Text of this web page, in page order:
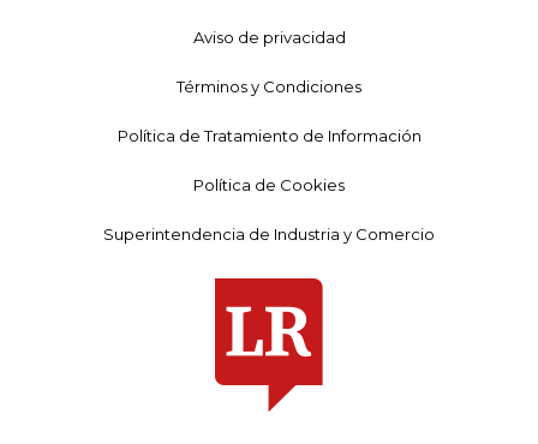
Aviso de privacidad
Términos y Condiciones
Política de Tratamiento de Información
Política de Cookies
Superintendencia de Industria y Comercio